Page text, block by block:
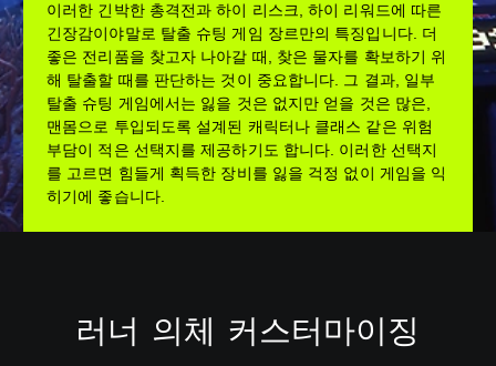
이러한 긴박한 총격전과 하이 리스크, 하이 리워드에 따른
긴장감이야말로 탈출 슈팅 게임 장르만의 특징입니다. 더
좋은 전리품을 찾고자 나아갈 때, 찾은 물자를 확보하기 위
해 탈출할 때를 판단하는 것이 중요합니다. 그 결과, 일부
탈출 슈팅 게임에서는 잃을 것은 없지만 얻을 것은 많은,
맨몸으로 투입되도록 설계된 캐릭터나 클래스 같은 위험
부담이 적은 선택지를 제공하기도 합니다. 이러한 선택지
를 고르면 힘들게 획득한 장비를 잃을 걱정 없이 게임을 익
히기에 좋습니다.
러너 의체 커스터마이징